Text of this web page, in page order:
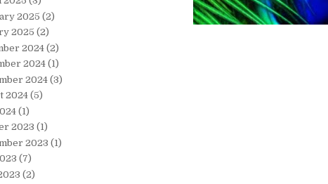
2025 (2)
2025 (2)
2024 (2)
2024(1)
2024(3)
2024(5)
(1)
2023 (1)
2023 (1)
(7)
(2)